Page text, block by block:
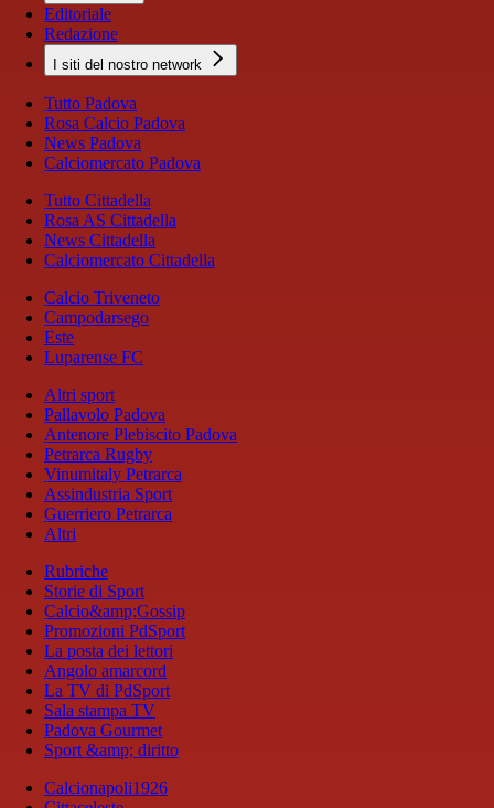
Editoriale
Redazione
I siti del nostro network
Tutto Padova
Rosa Calcio Padova
News Padova
Calciomercato Padova
Tutto Cittadella
Rosa AS Cittadella
News Cittadella
Calciomercato Cittadella
Calcio Triveneto
Campodarsego
Este
Luparense FC
Altri sport
Pallavolo Padova
Antenore Plebiscito Padova
Petrarca Rugby
Vinumitaly Petrarca
Assindustria Sport
Guerriero Petrarca
Altri
Rubriche
Storie di Sport
Calcio&amp;Gossip
Promozioni PdSport
La posta dei lettori
Angolo amarcord
La TV di PdSport
Sala stampa TV
Padova Gourmet
Sport &amp; diritto
Calcionapoli1926